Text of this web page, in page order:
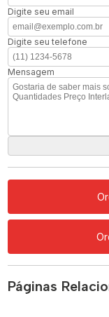
Digite seu email
Digite seu telefone
Mensagem
Páginas